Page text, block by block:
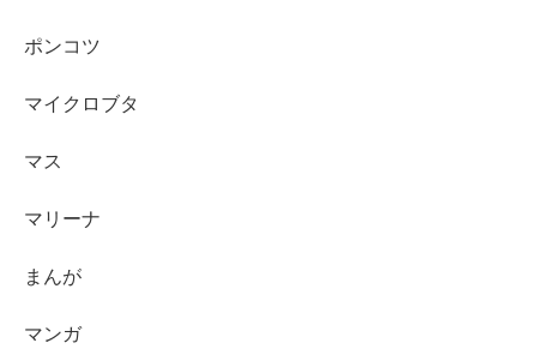
ポンコツ
マイクロブタ
マス
マリーナ
まんが
マンガ